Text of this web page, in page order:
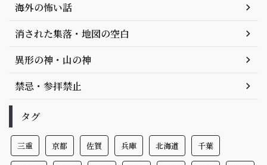
海外の怖い話
消された集落・地図の空白
異形の神・山の神
禁忌・参拝禁止
タグ
三重 京都 佐賀 兵庫 北海道 千葉